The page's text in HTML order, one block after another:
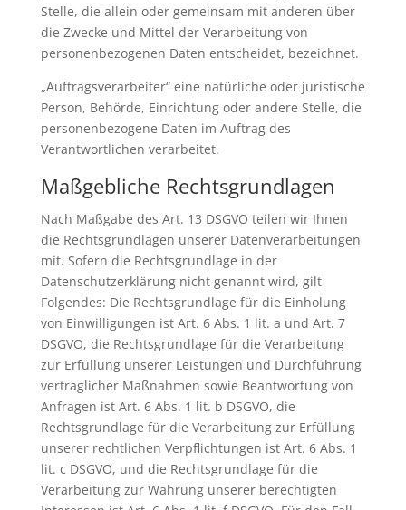
Stelle, die allein oder gemeinsam mit anderen über
die Zwecke und Mittel der Verarbeitung von
personenbezogenen Daten entscheidet, bezeichnet.
„Auftragsverarbeiter“ eine natürliche oder juristische
Person, Behörde, Einrichtung oder andere Stelle, die
personenbezogene Daten im Auftrag des
Verantwortlichen verarbeitet.
Maßgebliche Rechtsgrundlagen
Nach Maßgabe des Art. 13 DSGVO teilen wir Ihnen
die Rechtsgrundlagen unserer Datenverarbeitungen
mit. Sofern die Rechtsgrundlage in der
Datenschutzerklärung nicht genannt wird, gilt
Folgendes: Die Rechtsgrundlage für die Einholung
von Einwilligungen ist Art. 6 Abs. 1 lit. a und Art. 7
DSGVO, die Rechtsgrundlage für die Verarbeitung
zur Erfüllung unserer Leistungen und Durchführung
vertraglicher Maßnahmen sowie Beantwortung von
Anfragen ist Art. 6 Abs. 1 lit. b DSGVO, die
Rechtsgrundlage für die Verarbeitung zur Erfüllung
unserer rechtlichen Verpflichtungen ist Art. 6 Abs. 1
lit. c DSGVO, und die Rechtsgrundlage für die
Verarbeitung zur Wahrung unserer berechtigten